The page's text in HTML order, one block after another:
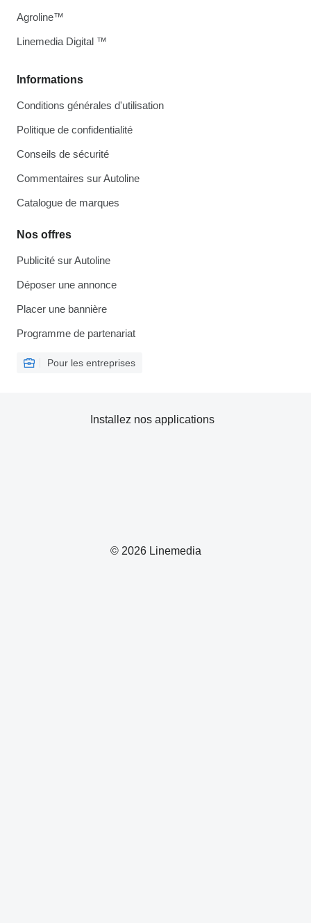
Informations
Conditions générales d'utilisation
Politique de confidentialité
Conseils de sécurité
Commentaires sur Autoline
Catalogue de marques
Nos offres
Publicité sur Autoline
Déposer une annonce
Placer une bannière
Programme de partenariat
Pour les entreprises
Agroline™
Linemedia Digital ™
© 2026 Linemedia
Installez nos applications